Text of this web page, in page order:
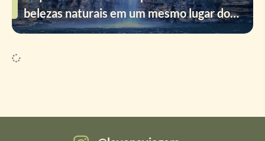
belezas naturais em um mesmo lugar do
Goiás!